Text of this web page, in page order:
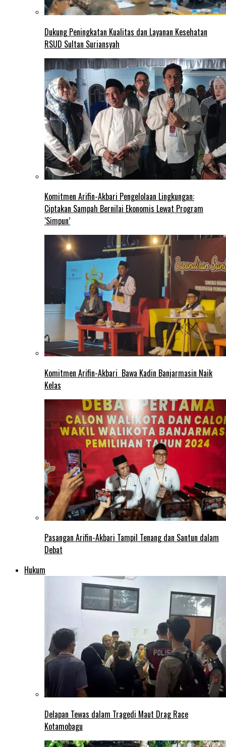
Dukung Peningkatan Kualitas dan Layanan Kesehatan
RSUD Sultan Suriansyah
Komitmen Arifin-Akbari Pengelolaan Lingkungan:
Ciptakan Sampah Bernilai Ekonomis Lewat Program
‘Simpun’
Komitmen Arifin-Akbari Bawa Kadin Banjarmasin Naik
Kelas
Pasangan Arifin-Akbari Tampil Tenang dan Santun dalam
Debat
Hukum
Delapan Tewas dalam Tragedi Maut Drag Race
Kotamobagu